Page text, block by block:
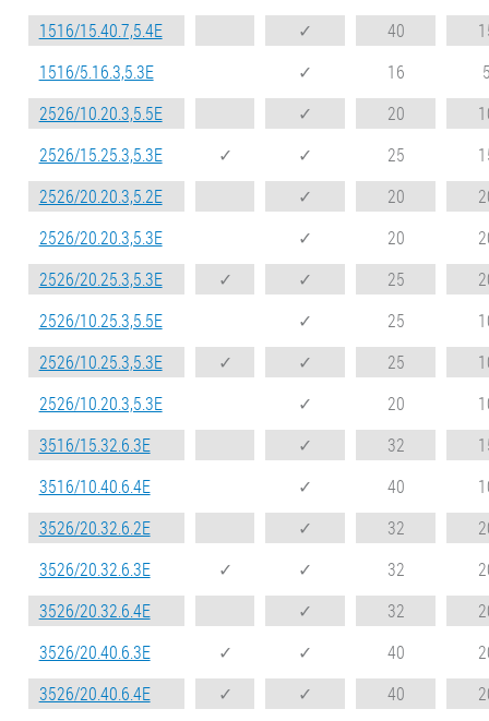
1516/15.40.7,5.4E
✓ 40
1516/5.16.3,5.3E
✓ 16
2526/10.20.3,5.5E
✓ 20
2526/15.25.3,5.3E
✓ ✓ 25
2526/20.20.3,5.2E
✓ 20
2526/20.20.3,5.3E
✓ 20
2526/20.25.3,5.3E
✓ ✓ 25
2526/10.25.3,5.5E
✓ 25
2526/10.25.3,5.3E
✓ ✓ 25
2526/10.20.3,5.3E
✓ 20
3516/15.32.6.3E
✓ 32
3516/10.40.6.4E
✓ 40
3526/20.32.6.2E
✓ 32
3526/20.32.6.3E
✓ ✓ 32
3526/20.32.6.4E
✓ 32
3526/20.40.6.3E
✓ ✓ 40
3526/20.40.6.4E
✓ ✓ 40